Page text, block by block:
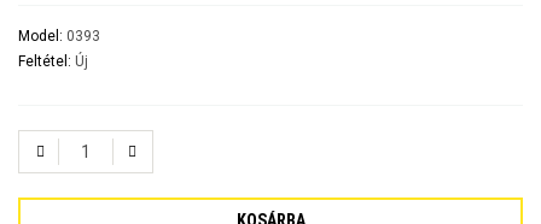
Model: 0393
Feltétel: Új
KOSÁRBA